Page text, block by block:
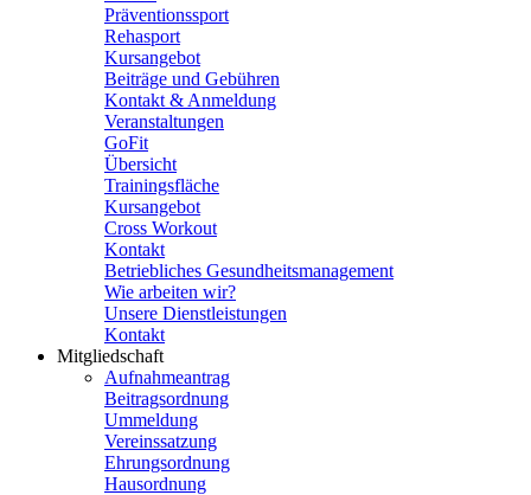
Präventionssport
Rehasport
Kursangebot
Beiträge und Gebühren
Kontakt & Anmeldung
Veranstaltungen
GoFit
Übersicht
Trainingsfläche
Kursangebot
Cross Workout
Kontakt
Betriebliches Gesundheitsmanagement
Wie arbeiten wir?
Unsere Dienstleistungen
Kontakt
Mitgliedschaft
Aufnahmeantrag
Beitragsordnung
Ummeldung
Vereinssatzung
Ehrungsordnung
Hausordnung